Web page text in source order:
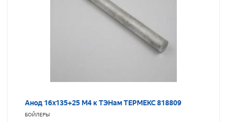
Анод 16х135+25 М4 к ТЭНам ТЕРМЕКС 818809
БОЙЛЕРЫ